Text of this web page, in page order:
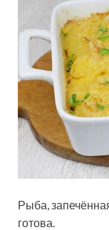
Рыба,
готова.